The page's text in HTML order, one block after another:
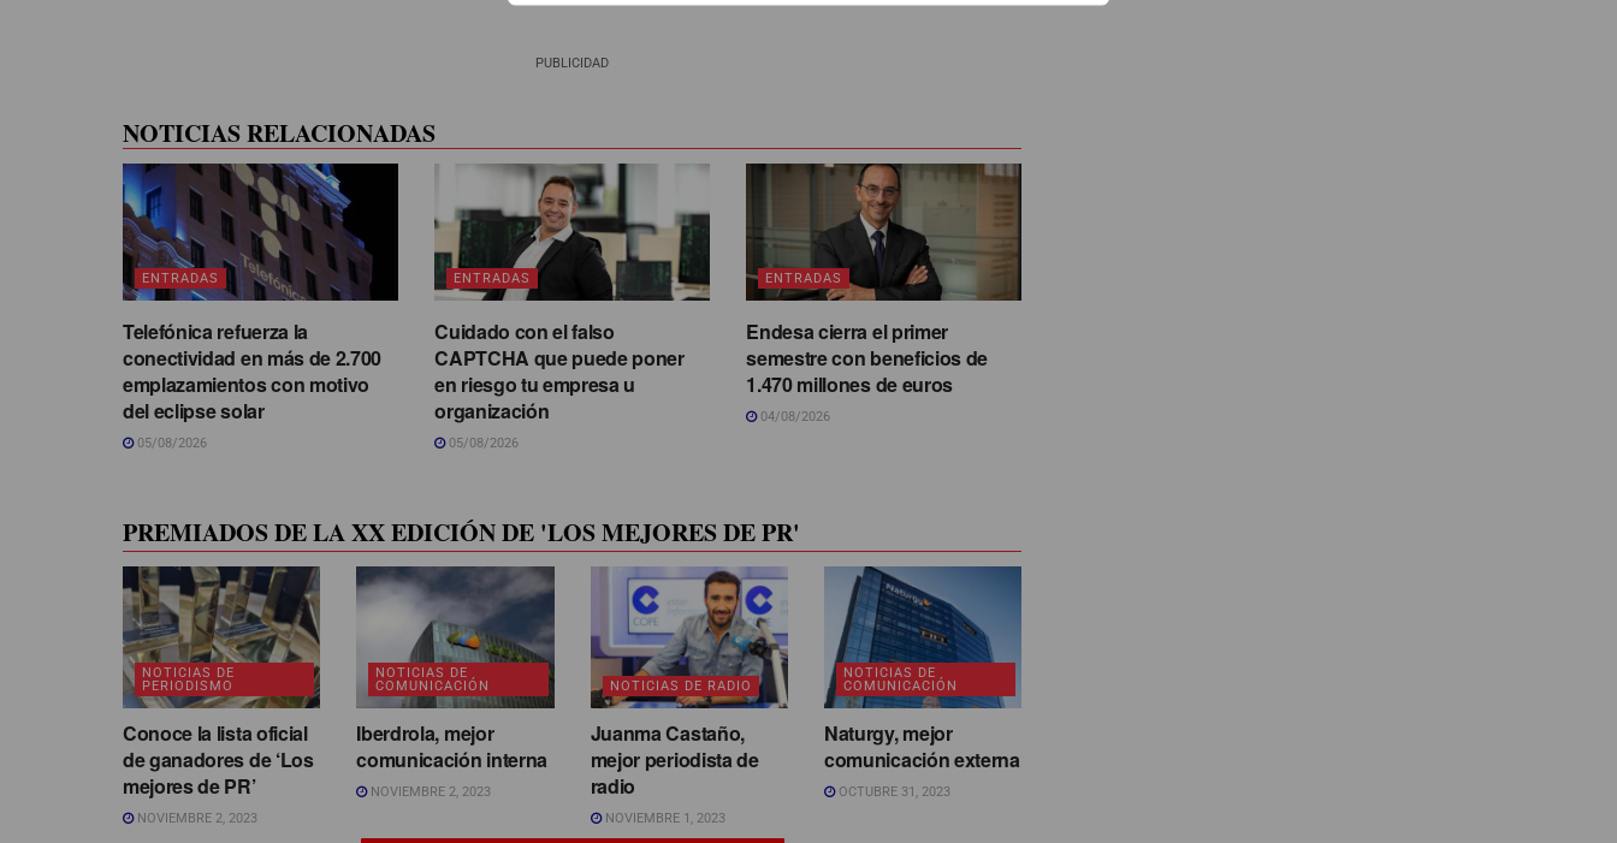
PUBLICIDAD
NOTICIAS RELACIONADAS
ENTRADAS
Telefónica refuerza la
conectividad en más de 2.700
emplazamientos con motivo
del eclipse solar
05/08/2026
ENTRADAS
Cuidado con el falso
CAPTCHA que puede poner
en riesgo tu empresa u
organización
05/08/2026
ENTRADAS
Endesa cierra el primer
semestre con beneficios de
1.470 millones de euros
04/08/2026
PREMIADOS DE LA XX EDICIÓN DE 'LOS MEJORES DE PR'
NOTICIAS DE
PERIODISMO
Conoce la lista oficial
de ganadores de ‘Los
mejores de PR’
NOVIEMBRE 2, 2023
NOTICIAS DE
COMUNICACIÓN
Iberdrola, mejor
comunicación interna
NOVIEMBRE 2, 2023
NOTICIAS DE RADIO
Juanma Castaño,
mejor periodista de
radio
NOVIEMBRE 1, 2023
NOTICIAS DE
COMUNICACIÓN
Naturgy, mejor
comunicación externa
OCTUBRE 31, 2023